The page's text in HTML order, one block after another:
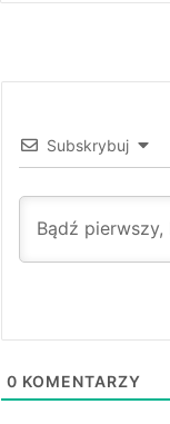
Subskrybuj
0 KOMENTARZY